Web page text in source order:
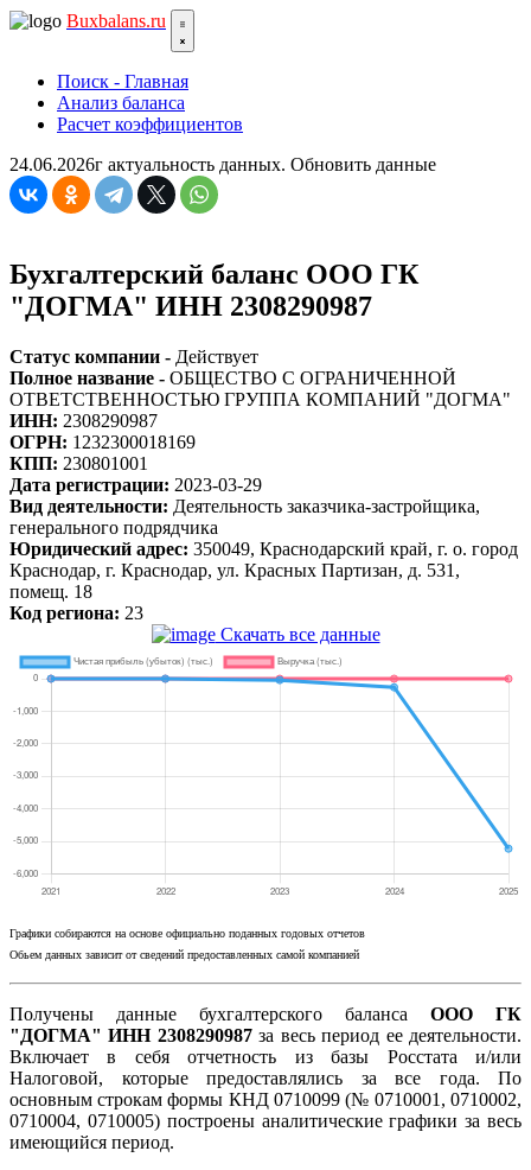
Buxbalans.ru
Поиск - Главная
Анализ баланса
Расчет коэффициентов
24.06.2026г актуальность данных. Обновить данные
Бухгалтерский баланс ООО ГК
"ДОГМА" ИНН 2308290987
Статус компании - Действует
Полное название - ОБЩЕСТВО С ОГРАНИЧЕННОЙ
ОТВЕТСТВЕННОСТЬЮ ГРУППА КОМПАНИЙ "ДОГМА"
ИНН: 2308290987
ОГРН: 1232300018169
КПП: 230801001
Дата регистрации: 2023-03-29
Вид деятельности: Деятельность заказчика-застройщика,
генерального подрядчика
Юридический адрес: 350049, Краснодарский край, г. о. город
Краснодар, г. Краснодар, ул. Красных Партизан, д. 531,
помещ. 18
Код региона: 23
Скачать все данные
Графики собираются на основе официально поданных годовых отчетов
Обьем данных зависит от сведений предоставленных самой компанией
Получены данные бухгалтерского баланса ООО ГК
"ДОГМА" ИНН 2308290987за весь период ее деятельности.
Включает в себя отчетность из базы Росстата и/или
Налоговой, которые предоставлялись за все года. По
основным строкам формы КНД 0710099 (№ 0710001, 0710002,
0710004, 0710005) построены аналитические графики за весь
имеющийся период.